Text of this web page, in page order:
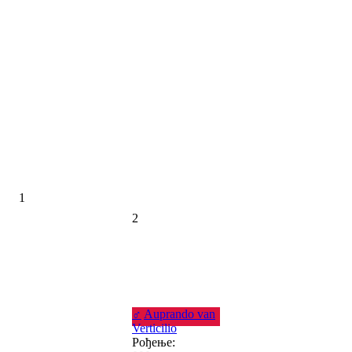
1
2
♂ Auprando van
Verticilio
Рођење: